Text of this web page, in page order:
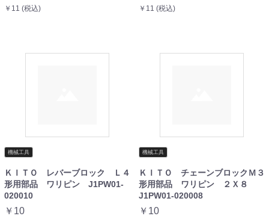
￥11 (税込) ￥11 (税込)
機械工具
ＫＩＴＯ レバーブロック Ｌ４
形用部品 ワリピン J1PW01-
020010
￥10
機械工具
ＫＩＴＯ チェーンブロックＭ３
形用部品 ワリピン ２Ｘ８
J1PW01-020008
￥10